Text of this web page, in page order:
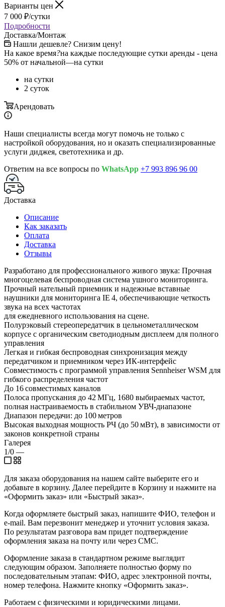
Варианты цен
7 000 ₽/сутки
Подробности
Доставка/Монтаж
Нашли дешевле? Снизим цену!
На какое время?на каждые последующие сутки аренды - цена
50% от начальной—на сутки
на сутки
2 суток
Арендовать
Наши специалисты всегда могут помочь не только с
настройкой оборудования, но и оказать специализированные
услуги диджея, светотехника и др.
Ответим на все вопросы по WhatsApp +7 993 896 96 00
Доставка
Описание
Как заказать
Оплата
Доставка
Отзывы
Разработано для профессионального живого звука: Прочная
многоцелевая беспроводная система ушного мониторинга.
Прочный нательный приемник и надежные вставные
наушники для мониторинга IE 4, обеспечивающие четкость
звука на всех частотах
для ежедневного использования на сцене.
Полурэковый стереопередатчик в цельнометаллическом
корпусе с органическим светодиодным дисплеем для полного
управления
Легкая и гибкая беспроводная синхронизация между
передатчиком и приемником через ИК-интерфейс
Совместимость с программой управления Sennheiser WSM для
гибкого распределения частот
До 16 совместимых каналов
Полоса пропускания до 42 МГц, 1680 выбираемых частот,
полная настраиваемость в стабильном УВЧ-диапазоне
Диапазон передачи: до 100 метров
Высокая выходная мощность РЧ (до 50 мВт), в зависимости от
законов конкретной страны
Галерея
1/0 —
Для заказа оборудования на нашем сайте выберите его и
добавьте в корзину. Далее перейдите в Корзину и нажмите на
«Оформить заказ» или «Быстрый заказ».
Когда оформляете быстрый заказ, напишите ФИО, телефон и
e-mail. Вам перезвонит менеджер и уточнит условия заказа.
По результатам разговора вам придет подтверждение
оформления заказа на почту или через СМС.
Оформление заказа в стандартном режиме выглядит
следующим образом. Заполняете полностью форму по
последовательным этапам: ФИО, адрес электронной почты,
номер телефона. Нажмите кнопку «Оформить заказ».
Работаем с физическими и юридическими лицами.